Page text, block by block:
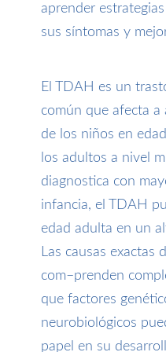
aprender
sus síntomas y
El TDAH es un
común que afecta a
de los niños en
los adultos a nivel
diagnostica con
infancia, el TDAH
edad adulta en un
Las causas exactas
com–prenden
que factores
neurobiológicos
papel en su